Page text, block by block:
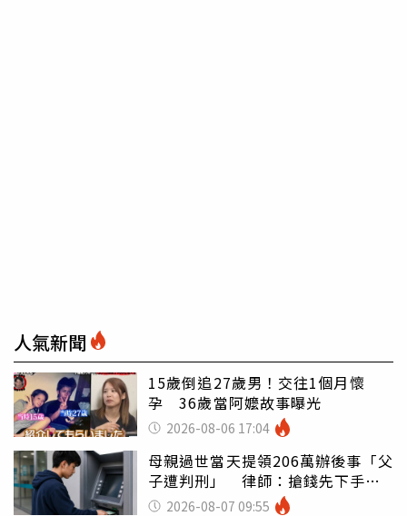
人氣新聞
15歲倒追27歲男！交往1個月懷
孕 36歲當阿嬤故事曝光
2026-08-06 17:04
母親過世當天提領206萬辦後事「父
子遭判刑」 律師：搶錢先下手是
罪 2026-08-07 09:55